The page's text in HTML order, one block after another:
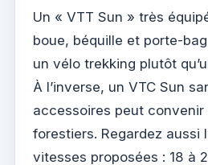
Un « VTT Sun » très
boue, béquille et porte-
un vélo trekking plutôt
À l’inverse, un VTC Sun
accessoires peut convenir
forestiers. Regardez aussi
vitesses proposées : 18 à